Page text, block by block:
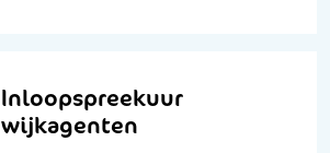
Inloopspreekuur
wijkagenten